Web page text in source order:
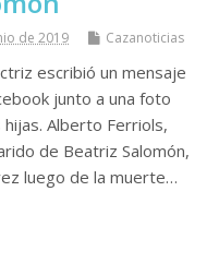
de 2019 Cazanoticias
escribió un mensaje
junto a una foto
Alberto Ferriols,
de Beatriz Salomón,
luego de la muerte…